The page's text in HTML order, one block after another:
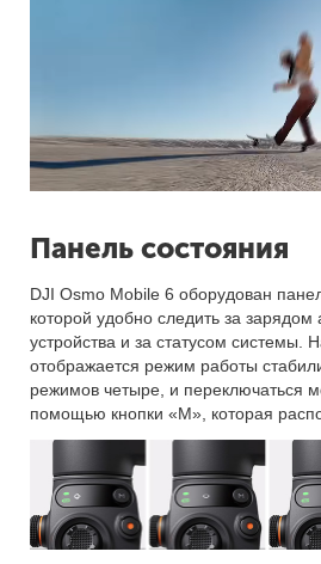
Панель состояния
DJI Osmo Mobile 6 оборудован
которой удобно следить за зарядом
устройства и за статусом системы.
отображается режим работы
режимов четыре, и переключаться
помощью кнопки «M», которая